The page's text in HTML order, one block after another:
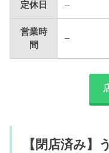
定休日 –
営業時
間
–
【閉店済み